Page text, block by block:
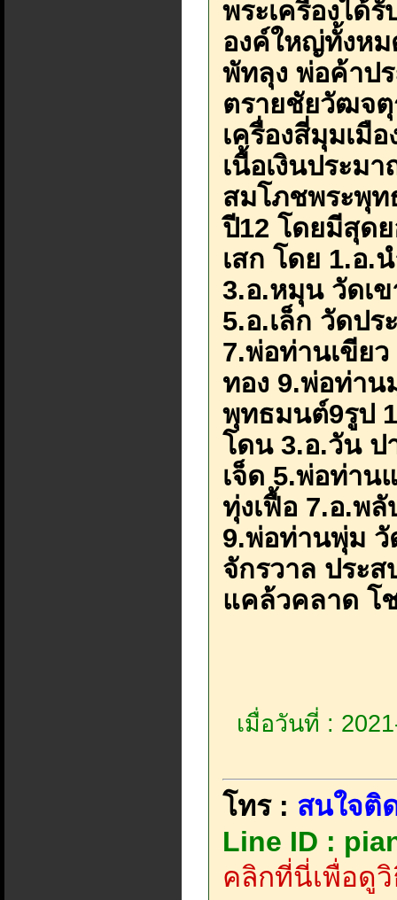
พระเครื่องได้
องค์ใหญ่ทั้งหม
พัทลุง พ่อค้าป
ตรายชัยวัฒจ
เครื่องสี่มุมเมื
เนื้อเงินประม
สมโภชพระพุ
ปี12 โดยมีสุด
เสก โดย 1.อ.
3.อ.หมุน วัดเ
5.อ.เล็ก วัดป
7.พ่อท่านเขีย
ทอง 9.พ่อท่าน
พุทธมนต์9รูป
โดน 3.อ.วัน ป
เจ็ด 5.พ่อท่า
ทุ่งเฟื้อ 7.อ.พ
9.พ่อท่านพุ่ม
จักรวาล ประ
แคล้วคลาด โ
เมื่อวันที่ :
โทร : สนใจติ
Line ID :
คลิกที่นี่เพื่อดูวิ